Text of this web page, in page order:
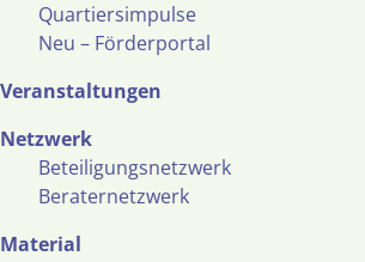
Quartiersimpulse
Neu – Förderportal
Veranstaltungen
Netzwerk
Beteiligungsnetzwerk
Beraternetzwerk
Material